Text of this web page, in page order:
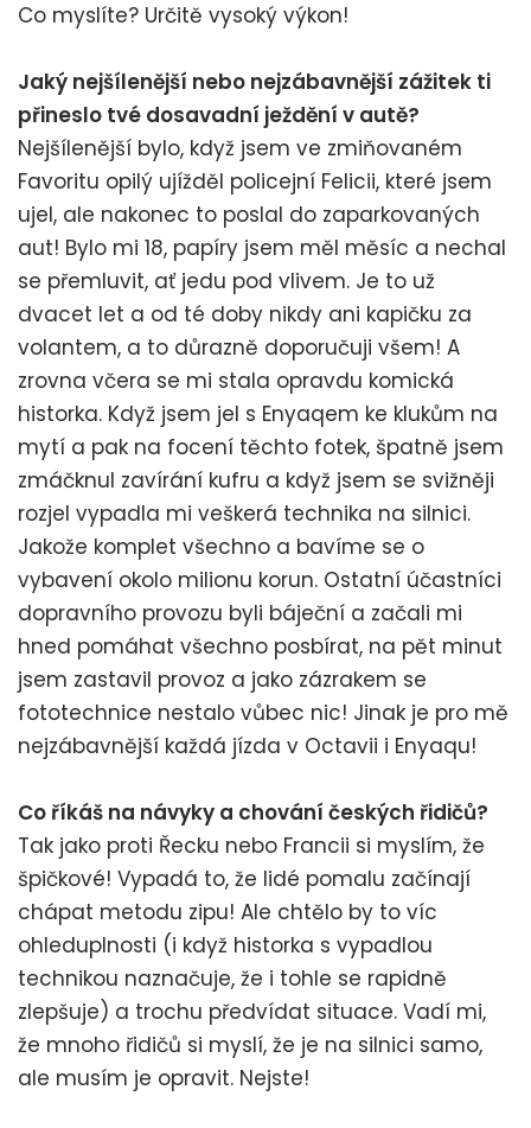
Co myslíte? Určitě vysoký výkon!
Jaký nejšílenější nebo nejzábavnější zážitek ti
přineslo tvé dosavadní ježdění v autě?
Nejšílenější bylo, když jsem ve zmiňovaném
Favoritu opilý ujížděl policejní Felicii, které jsem
ujel, ale nakonec to poslal do zaparkovaných
aut! Bylo mi 18, papíry jsem měl měsíc a nechal
se přemluvit, ať jedu pod vlivem. Je to už
dvacet let a od té doby nikdy ani kapičku za
volantem, a to důrazně doporučuji všem! A
zrovna včera se mi stala opravdu komická
historka. Když jsem jel s Enyaqem ke klukům na
mytí a pak na focení těchto fotek, špatně jsem
zmáčknul zavírání kufru a když jsem se svižněji
rozjel vypadla mi veškerá technika na silnici.
Jakože komplet všechno a bavíme se o
vybavení okolo milionu korun. Ostatní účastníci
dopravního provozu byli báječní a začali mi
hned pomáhat všechno posbírat, na pět minut
jsem zastavil provoz a jako zázrakem se
fototechnice nestalo vůbec nic! Jinak je pro mě
nejzábavnější každá jízda v Octavii i Enyaqu!
Co říkáš na návyky a chování českých řidičů?
Tak jako proti Řecku nebo Francii si myslím, že
špičkové! Vypadá to, že lidé pomalu začínají
chápat metodu zipu! Ale chtělo by to víc
ohleduplnosti (i když historka s vypadlou
technikou naznačuje, že i tohle se rapidně
zlepšuje) a trochu předvídat situace. Vadí mi,
že mnoho řidičů si myslí, že je na silnici samo,
ale musím je opravit. Nejste!